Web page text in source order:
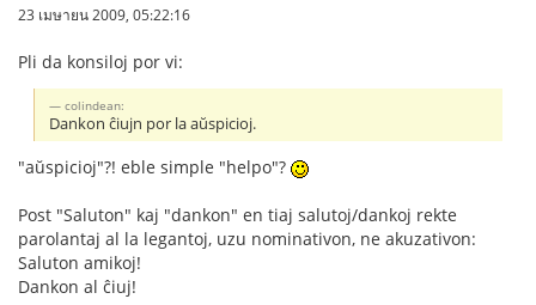
23 เมษายน 2009, 05:22:16
Pli da konsiloj por vi:
colindean:
Dankon ĉiujn por la aŭspicioj.
"aŭspicioj"?! eble simple "helpo"?
Post "Saluton" kaj "dankon" en tiaj salutoj/dankoj rekte
parolantaj al la legantoj, uzu nominativon, ne akuzativon:
Saluton amikoj!
Dankon al ĉiuj!